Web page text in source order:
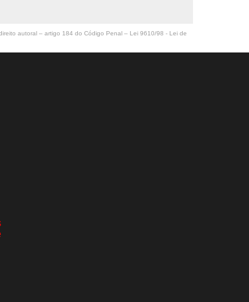
autoral – artigo 184 do Código Penal – Lei 9610/98 - Lei de